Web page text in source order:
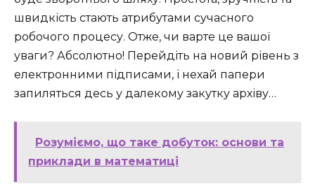
швидкість стають атрибутами сучасного
робочого процесу. Отже, чи варте це вашої
уваги? Абсолютно! Перейдіть на новий рівень з
електронними підписами, і нехай папери
запиляться десь у далекому закутку архіву…
Розуміємо, що таке добуток: основи та
приклади в математиці